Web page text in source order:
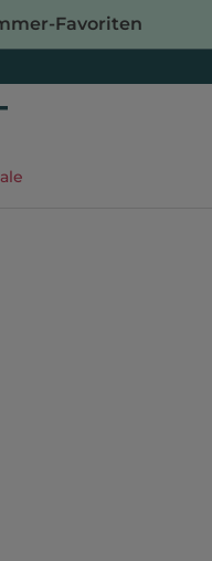
Favoriten